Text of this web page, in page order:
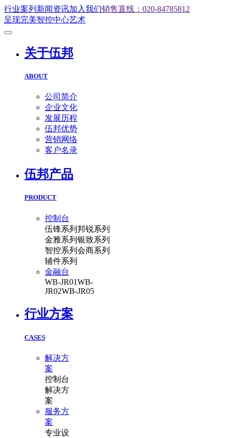
行业案列 新闻资讯加入我们销售直线：020-84785812
呈现完美智控中心艺术
关于伍邦
ABOUT
公司简介
企业文化
发展历程
伍邦优势
营销网络
客户名录
伍邦产品
PRODUCT
控制台
伍锋系列 邦锐系列
金雅系列 银致系列
智控系列 会商系列
辅件系列
金融台
WB-JR01WB-
JR02WB-JR05
行业方案
CASES
解决方
案
控制台
解决方
案
服务方
案
专业设